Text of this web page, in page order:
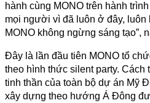
hành cùng MONO trên hành
mọi người vì đã luôn ở đây,
MONO không ngừng sáng tạo”,
Đây là lần đầu tiên MONO tổ
theo hình thức silent party.
tinh thần của toàn bộ dự án Mỹ
xây dựng theo hướng Á Đông